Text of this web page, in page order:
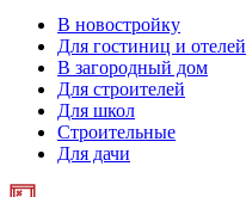
В новостройку
Для гостиниц и отелей
В загородный дом
Для строителей
Для школ
Строительные
Для дачи